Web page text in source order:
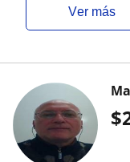
ver más
$